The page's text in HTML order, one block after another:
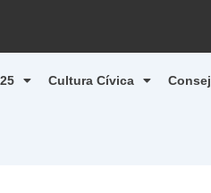
Cultura Cívica